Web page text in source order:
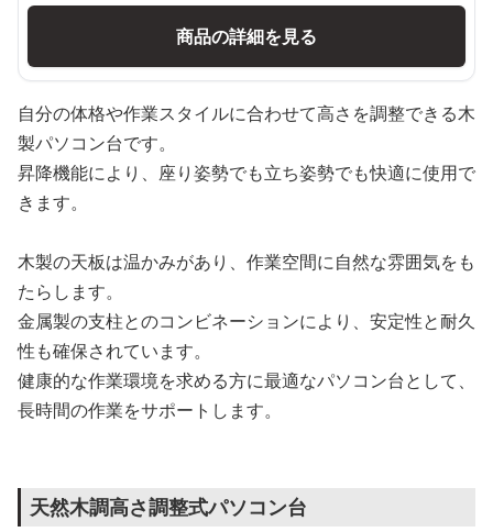
商品の詳細を見る
自分の体格や作業スタイルに合わせて高さを調整できる木
製パソコン台です。
昇降機能により、座り姿勢でも立ち姿勢でも快適に使用で
きます。
木製の天板は温かみがあり、作業空間に自然な雰囲気をも
たらします。
金属製の支柱とのコンビネーションにより、安定性と耐久
性も確保されています。
健康的な作業環境を求める方に最適なパソコン台として、
長時間の作業をサポートします。
天然木調高さ調整式パソコン台